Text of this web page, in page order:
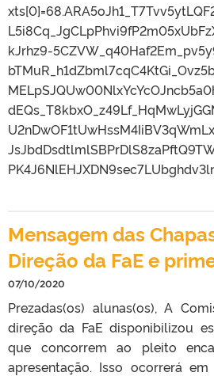
kJrhz9-
Mensagem das
Direção da FaE e
07/10/2020
Prezadas(os) alunas(os), A
direção da FaE disponibilizou
que concorrem ao pleito
apresentação. Isso ocorrerá